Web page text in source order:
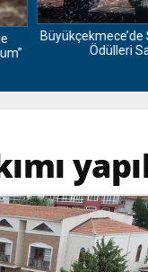
Büyükçekmece’de
Ödülleri